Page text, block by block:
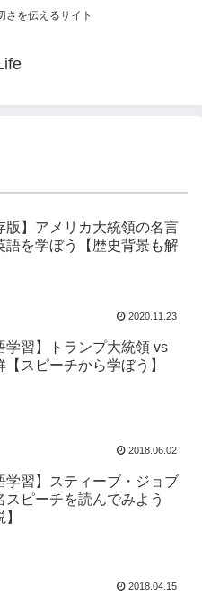
さを伝えるサイト
版】アメリカ大統領の名言
語を学ぼう【歴史背景も解
2020.11.23
学習】トランプ大統領 vs
【スピーチから学ぼう】
2018.06.02
学習】スティーブ・ジョブ
スピーチを読んでみよう
】
2018.04.15